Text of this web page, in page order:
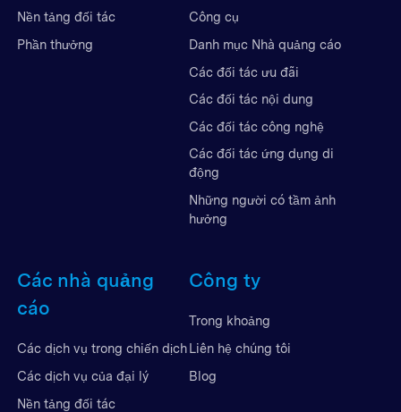
Nền tảng đối tác
Phần thưởng
Công cụ
Danh mục Nhà quảng cáo
Các đối tác ưu đãi
Các đối tác nội dung
Các đối tác công nghệ
Các đối tác ứng dụng di
động
Những người có tầm ảnh
hưởng
Các nhà quảng
cáo
Các dịch vụ trong chiến dịch
Các dịch vụ của đại lý
Nền tảng đối tác
Công ty
Trong khoảng
Liên hệ chúng tôi
Blog